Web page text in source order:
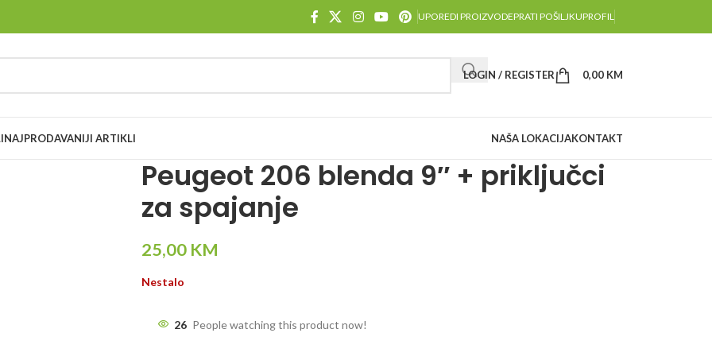
UPOREDI PROIZVODEPRATI POŠILJKUPROFIL
LOGIN / REGISTER 0,00 KM
NAJPRODAVANIJI ARTIKLI NAŠA LOKACIJAKONTAKT
Peugeot 206 blenda 9″ + priključci
za spajanje
25,00 KM
Nestalo
26 People watching this product now!